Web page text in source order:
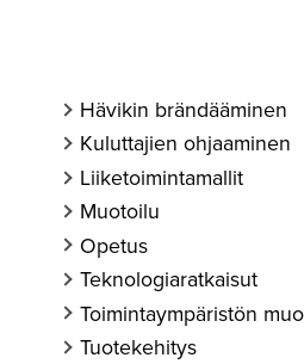
Hävikin brändääminen
Kuluttajien ohjaaminen
Liiketoimintamallit
Muotoilu
Opetus
Teknologiaratkaisut
Toimintaympäristön
Tuotekehitys